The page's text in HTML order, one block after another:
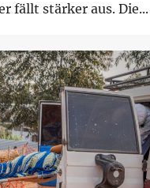
fällt stärker aus. Die...